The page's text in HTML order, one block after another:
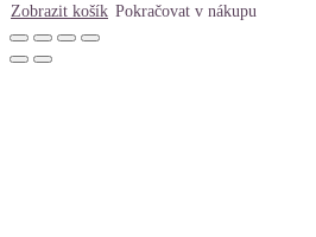
Zobrazit košík Pokračovat v nákupu